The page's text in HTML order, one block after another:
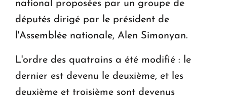
national proposées par un groupe de
députés dirigé par le président de
l'Assemblée nationale, Alen Simonyan.
L'ordre des quatrains a été modifié : le
dernier est devenu le deuxième, et les
deuxième et troisième sont devenus